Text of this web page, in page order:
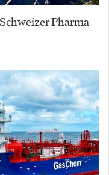
Pharma